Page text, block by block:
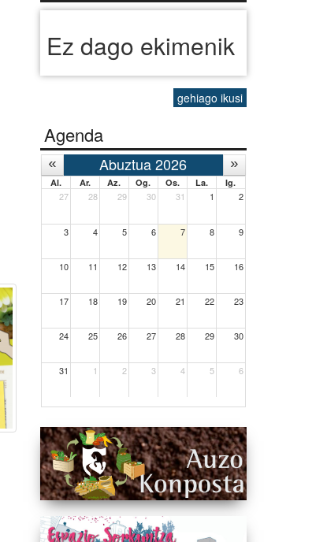
Ez dago ekimenik
gehiago ikusi
Agenda
Abuztua 2026
Al. Ar. Az. Og. Os. La. Ig.
27 28 29 30 31 1 2
3 4 5 6 7 8 9
10 11 12 13 14 15 16
17 18 19 20 21 22 23
24 25 26 27 28 29 30
31 1 2 3 4 5 6